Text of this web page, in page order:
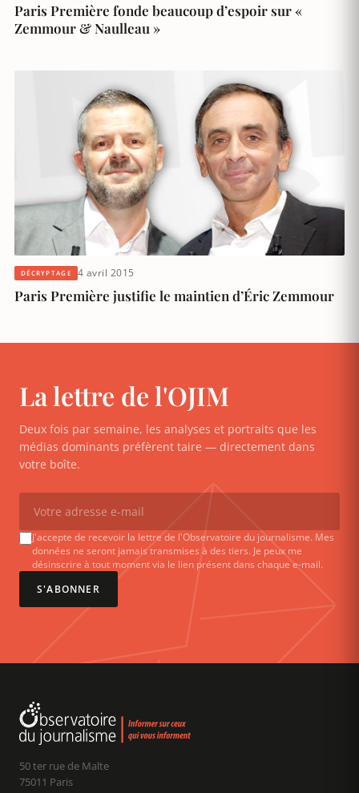
Paris Première fonde beaucoup d’espoir sur «
Zemmour & Naulleau »
DÉCRYPTAGE 4 avril 2015
Paris Première justifie le maintien d’Éric Zemmour
La lettre de l'OJIM
Deux fois par semaine, les analyses et portraits que les
médias dominants préfèrent taire — directement dans
votre boîte.
J'accepte de recevoir la lettre de l'Observatoire du journalisme. Mes
données ne seront jamais transmises à des tiers. Je peux me
désinscrire à tout moment via le lien présent dans chaque e-mail.
S'ABONNER
50 ter rue de Malte
75011 Paris